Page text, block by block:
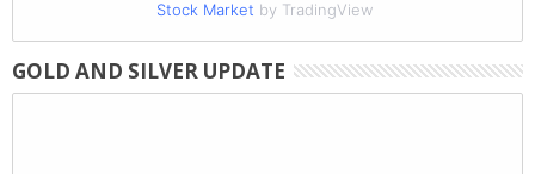
Stock Market by TradingView
GOLD AND SILVER UPDATE